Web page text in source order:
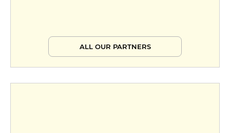
ALL OUR PARTNERS